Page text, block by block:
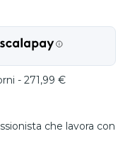
- 271,99 €
che lavora con